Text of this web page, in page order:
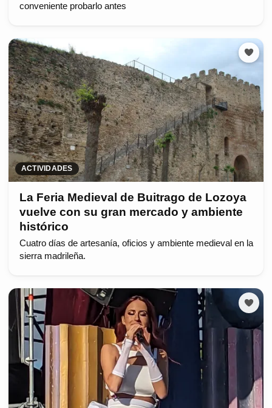
conveniente probarlo antes
ACTIVIDADES
La Feria Medieval de Buitrago de Lozoya
vuelve con su gran mercado y ambiente
histórico
Cuatro días de artesanía, oficios y ambiente medieval en la
sierra madrileña.